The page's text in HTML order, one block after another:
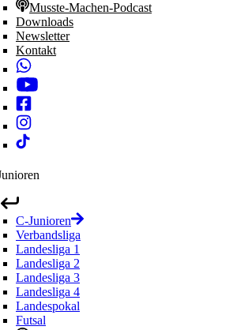
Musste-Machen-Podcast
Downloads
Newsletter
Kontakt
C-Junioren
Verbandsliga
Landesliga 1
Landesliga 2
Landesliga 3
Landesliga 4
Landespokal
Futsal